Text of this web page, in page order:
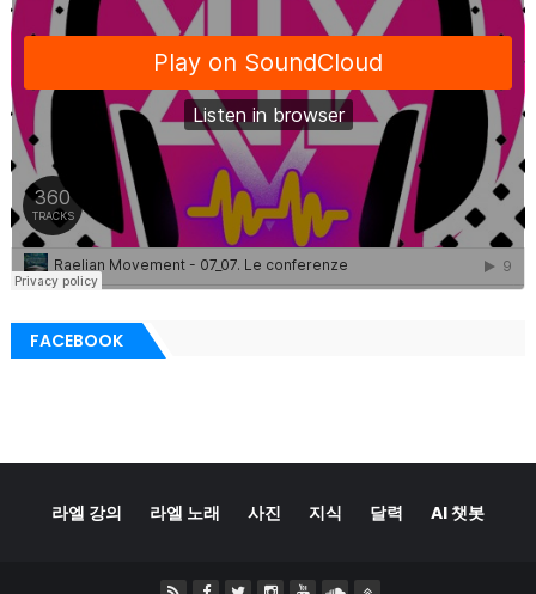
FACEBOOK
라엘 강의 라엘 노래 사진 지식 달력 AI 챗봇